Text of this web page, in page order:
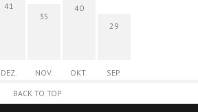
41
DEZ.
35
NOV.
40
OKT.
29
SEP.
BACK TO TOP